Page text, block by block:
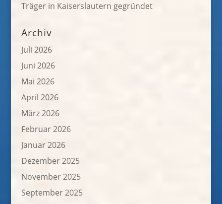
Träger in Kaiserslautern gegründet
Archiv
Juli 2026
Juni 2026
Mai 2026
April 2026
März 2026
Februar 2026
Januar 2026
Dezember 2025
November 2025
September 2025